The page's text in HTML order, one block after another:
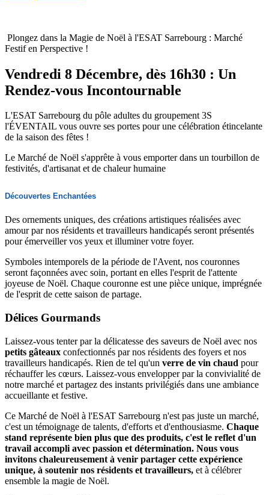
Plongez dans la Magie de Noël à l'ESAT Sarrebourg : Marché
Festif en Perspective !
Vendredi 8 Décembre, dès 16h30 : Un
Rendez-vous Incontournable
L'ESAT Sarrebourg du pôle adultes du groupement 3S
l'ÉVENTAIL vous ouvre ses portes pour une célébration étincelante
de la saison des fêtes !
Le Marché de Noël s'apprête à vous emporter dans un tourbillon de
festivités, d'artisanat et de chaleur humaine
Découvertes Enchantées
Des ornements uniques, des créations artistiques réalisées avec
amour par nos résidents et travailleurs handicapés seront présentés
pour émerveiller vos yeux et illuminer votre foyer.
Symboles intemporels de la période de l'Avent, nos couronnes
seront façonnées avec soin, portant en elles l'esprit de l'attente
joyeuse de Noël. Chaque couronne est une pièce unique, imprégnée
de l'esprit de cette saison de partage.
Délices Gourmands
Laissez-vous tenter par la délicatesse des saveurs de Noël avec nos
petits gâteaux confectionnés par nos résidents des foyers et nos
travailleurs handicapés. Rien de tel qu'un verre de vin chaud pour
réchauffer les cœurs. Laissez-vous envelopper par la convivialité de
notre marché et partagez des instants privilégiés dans une ambiance
accueillante et festive.
Ce Marché de Noël à l'ESAT Sarrebourg n'est pas juste un marché,
c'est un témoignage de talents, d'efforts et d'enthousiasme. Chaque
stand représente bien plus que des produits, c'est le reflet d'un
travail accompli avec passion et détermination. Nous vous
invitons chaleureusement à venir partager cette expérience
unique, à soutenir nos résidents et travailleurs, et à célébrer
ensemble la magie de Noël.